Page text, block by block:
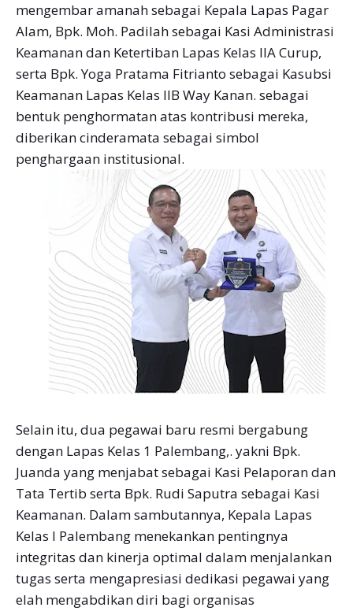
mengembar amanah sebagai Kepala Lapas Pagar
Alam, Bpk. Moh. Padilah sebagai Kasi Administrasi
Keamanan dan Ketertiban Lapas Kelas IIA Curup,
serta Bpk. Yoga Pratama Fitrianto sebagai Kasubsi
Keamanan Lapas Kelas IIB Way Kanan. sebagai
bentuk penghormatan atas kontribusi mereka,
diberikan cinderamata sebagai simbol
penghargaan institusional.
Selain itu, dua pegawai baru resmi bergabung
dengan Lapas Kelas 1 Palembang,. yakni Bpk.
Juanda yang menjabat sebagai Kasi Pelaporan dan
Tata Tertib serta Bpk. Rudi Saputra sebagai Kasi
Keamanan. Dalam sambutannya, Kepala Lapas
Kelas I Palembang menekankan pentingnya
integritas dan kinerja optimal dalam menjalankan
tugas serta mengapresiasi dedikasi pegawai yang
elah mengabdikan diri bagi organisas